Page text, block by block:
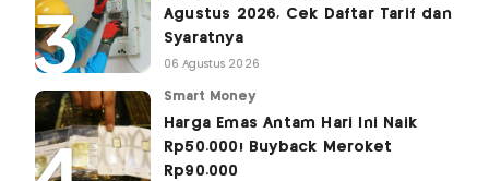
Agustus 2026, Cek Daftar Tarif dan
Syaratnya
06 Agustus 2026
Smart Money
Harga Emas Antam Hari Ini Naik
Rp50.000! Buyback Meroket
Rp90.000